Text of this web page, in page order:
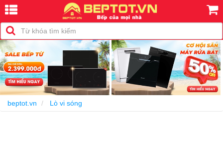
beptot.vn Lò vi sóng
-25%